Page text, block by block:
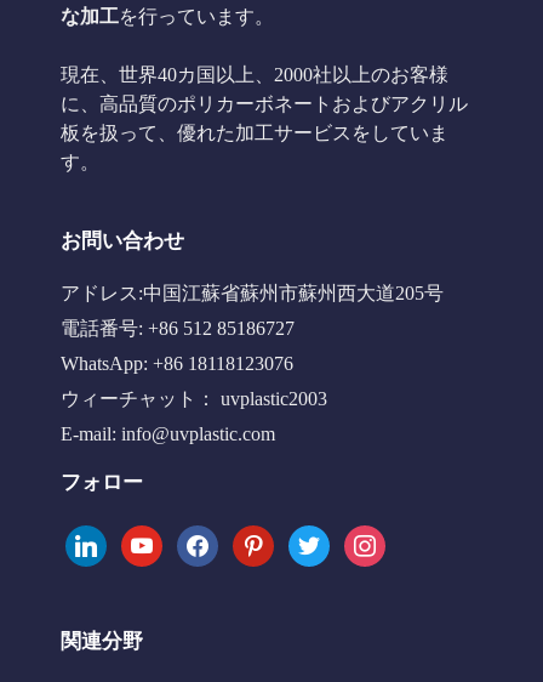
な加工を行っています。
現在、世界40カ国以上、2000社以上のお客様
に、高品質のポリカーボネートおよびアクリル
板を扱って、優れた加工サービスをしていま
す。
お問い合わせ
アドレス:中国江蘇省蘇州市蘇州西大道205号
電話番号: +86 512 85186727
WhatsApp: +86 18118123076
ウィーチャット： uvplastic2003
E-mail: info@uvplastic.com
フォロー
linkedinyoutubefacebookpinteresttwitter instagram
関連分野